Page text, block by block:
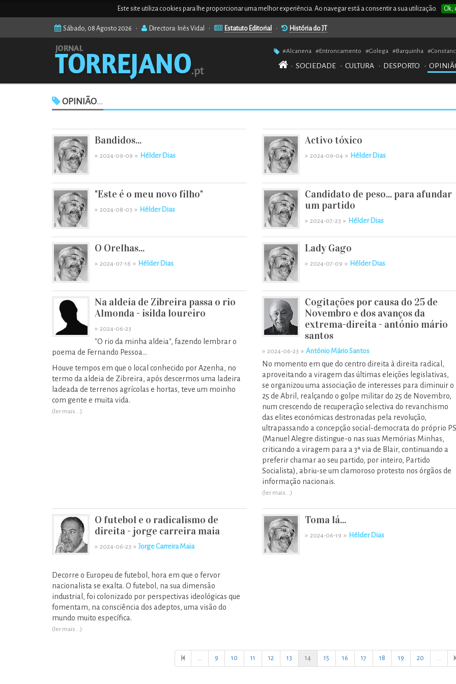
Este site utiliza cookies para lhe proporcionar uma melhor experiência. Ao navegar está a consentir a sua utilização. Ok,
Sábado, 08 Agosto 2026 • Directora: Inês Vidal • Estatuto Editorial • História do JT
#Alcanena #Entroncamento #Golega #Barquinha
• SOCIEDADE • CULTURA • DESPORTO •
OPINIÃO...
Bandidos...
» 2024-09-09 » Hélder Dias
Activo tóxico
» 2024-09-04 » Hélder Dias
"Este é o meu novo filho"
» 2024-08-03 » Hélder Dias
Candidato de peso... para afundar
um partido
» 2024-07-23 » Hélder Dias
O Orelhas...
» 2024-07-16 » Hélder Dias
Lady Gago
» 2024-07-09 » Hélder Dias
Na aldeia de Zibreira passa o rio
Almonda - isilda loureiro
» 2024-06-23
"O rio da minha aldeia", fazendo lembrar o
poema de Fernando Pessoa...
Houve tempos em que o local conhecido por Azenha, no
termo da aldeia de Zibreira, após descermos uma ladeira
ladeada de terrenos agrícolas e hortas, teve um moinho
com gente e muita vida.
(ler mais...)
Cogitações por causa do 25 de
Novembro e dos avanços da
extrema-direita - antónio mário
santos
» 2024-06-23 » António Mário Santos
No momento em que do centro direita à direita radical,
aproveitando a viragem das últimas eleições legislativas,
se organizou uma associação de interesses para diminuir o
25 de Abril, realçando o golpe militar do 25 de Novembro,
num crescendo de recuperação selectiva do revanchismo
das elites económicas destronadas pela revolução,
ultrapassando a concepção social-democrata do próprio PS
(Manuel Alegre distingue-o nas suas Memórias Minhas,
criticando a viragem para a 3ª via de Blair, continuando a
preferir chamar ao seu partido, por inteiro, Partido
Socialista), abriu-se um clamoroso protesto nos órgãos de
informação nacionais.
(ler mais...)
O futebol e o radicalismo de
direita - jorge carreira maia
» 2024-06-23 » Jorge Carreira Maia
Decorre o Europeu de futebol, hora em que o fervor
nacionalista se exalta. O futebol, na sua dimensão
industrial, foi colonizado por perspectivas ideológicas que
fomentam, na consciência dos adeptos, uma visão do
mundo muito específica.
(ler mais...)
Toma lá...
» 2024-06-19 » Hélder Dias
... 9 10 11 12 13 14 15 16 17 18 19 20 ...